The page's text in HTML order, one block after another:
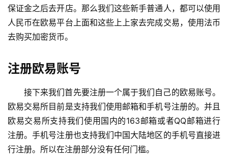
保证金之后去开店。那么我们这些新手普通人，都可以使用
人民币在欧易平台上面和这些上上家去完成交易，使用法币
去购买加密货币。
注册欧易账号
接下来我们首先要注册一个属于我们自己的欧易账号。
欧易交易所目前是支持我们使用邮箱和手机号注册的。并且
欧易交易所支持我们使用国内的163邮箱或者QQ邮箱进行
注册。手机号注册也支持我们中国大陆地区的手机号直接进
行注册。所以在注册部分没有任何门槛。